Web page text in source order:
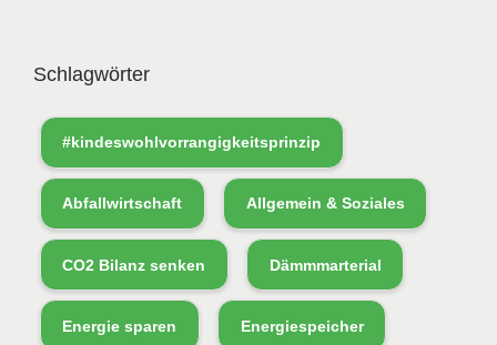
Schlagwörter
#kindeswohlvorrangigkeitsprinzip
Abfallwirtschaft Allgemein & Soziales
CO2 Bilanz senken Dämmmarterial
Energie sparen Energiespeicher